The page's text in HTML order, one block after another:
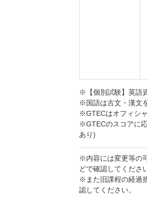
※【個別試験】英語
※国語は古文・漢文
※GTECはオフィシ
※GTECのスコアに
あり)
※内容には変更等の
どで確認してくださ
※また旧課程の経過
認してください。